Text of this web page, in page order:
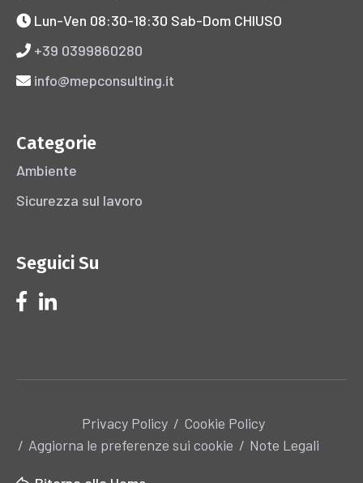
Lun-Ven 08:30-18:30 Sab-Dom CHIUSO
+39 0399860280
info@mepconsulting.it
Categorie
Ambiente
Sicurezza sul lavoro
Seguici Su
Privacy Policy
Cookie Policy
Aggiorna le preferenze sui cookie
Note Legali